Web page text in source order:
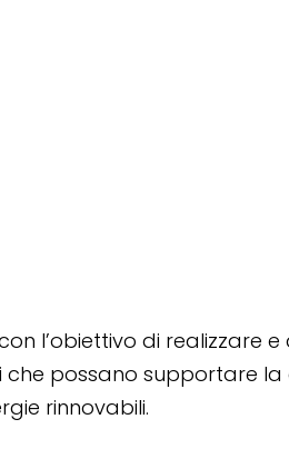
l’obiettivo di realizzare
che possano supportare la
rinnovabili.